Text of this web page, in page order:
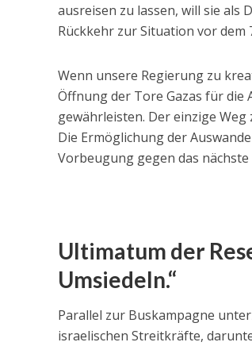
ausreisen zu lassen, will sie als
Rückkehr zur Situation vor
Wenn unsere Regierung zu
Öffnung der Tore Gazas für die
gewährleisten. Der einzige
Die Ermöglichung der
Vorbeugung gegen das nächste
Ultimatum der
Umsiedeln.“
Parallel zur Buskampagne
israelischen Streitkräfte,